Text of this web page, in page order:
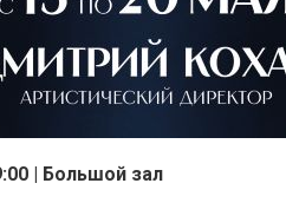
| Большой зал